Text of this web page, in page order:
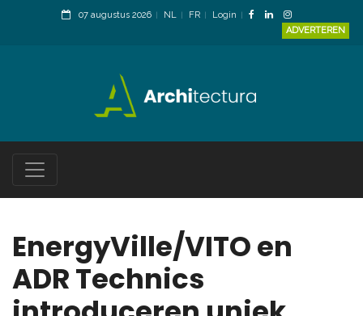
07 augustus 2026 NL FR
Login
ADVERTEREN
EnergyVille/VITO en
ADR Technics